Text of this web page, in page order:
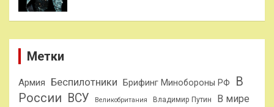
Метки
Армия Беспилотники Брифинг Минобороны РФ
В
России ВСУ Великобритания Владимир Путин В мире